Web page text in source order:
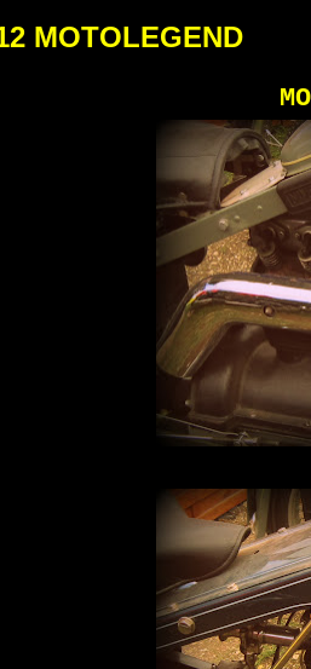
MOTOLEGEND